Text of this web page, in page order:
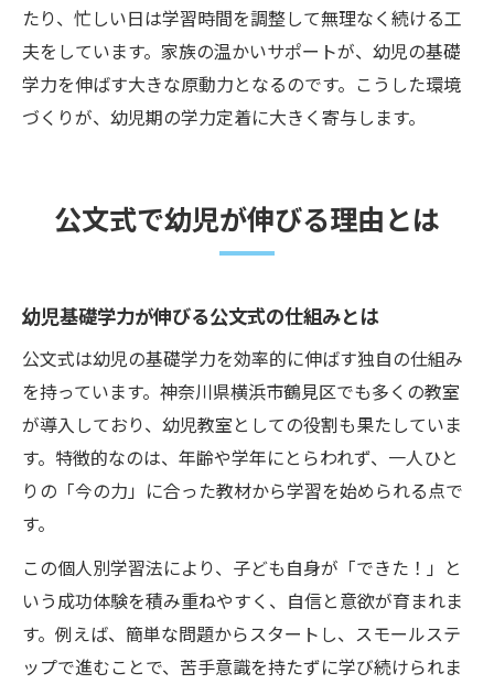
たり、忙しい日は学習時間を調整して無理なく続ける工
夫をしています。家族の温かいサポートが、幼児の基礎
学力を伸ばす大きな原動力となるのです。こうした環境
づくりが、幼児期の学力定着に大きく寄与します。
公文式で幼児が伸びる理由とは
幼児基礎学力が伸びる公文式の仕組みとは
公文式は幼児の基礎学力を効率的に伸ばす独自の仕組み
を持っています。神奈川県横浜市鶴見区でも多くの教室
が導入しており、幼児教室としての役割も果たしていま
す。特徴的なのは、年齢や学年にとらわれず、一人ひと
りの「今の力」に合った教材から学習を始められる点で
す。
この個人別学習法により、子ども自身が「できた！」と
いう成功体験を積み重ねやすく、自信と意欲が育まれま
す。例えば、簡単な問題からスタートし、スモールステ
ップで進むことで、苦手意識を持たずに学び続けられま